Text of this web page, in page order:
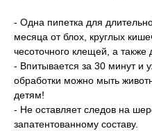
- Одна пипетка для
месяца от блох, круглых
чесоточного клещей, а также
- Впитывается за 30 минут и
обработки можно мыть
детям!
- Не оставляет следов на
запатентованному составу.